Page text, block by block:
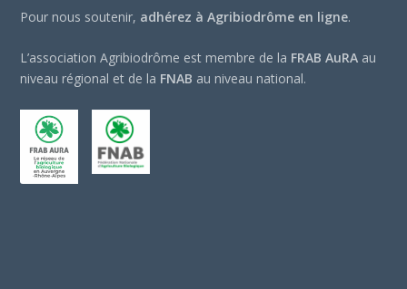
Pour nous soutenir, adhérez à Agribiodrôme en ligne.
L’association Agribiodrôme est membre de la FRAB AuRA au
niveau régional et de la FNAB au niveau national.